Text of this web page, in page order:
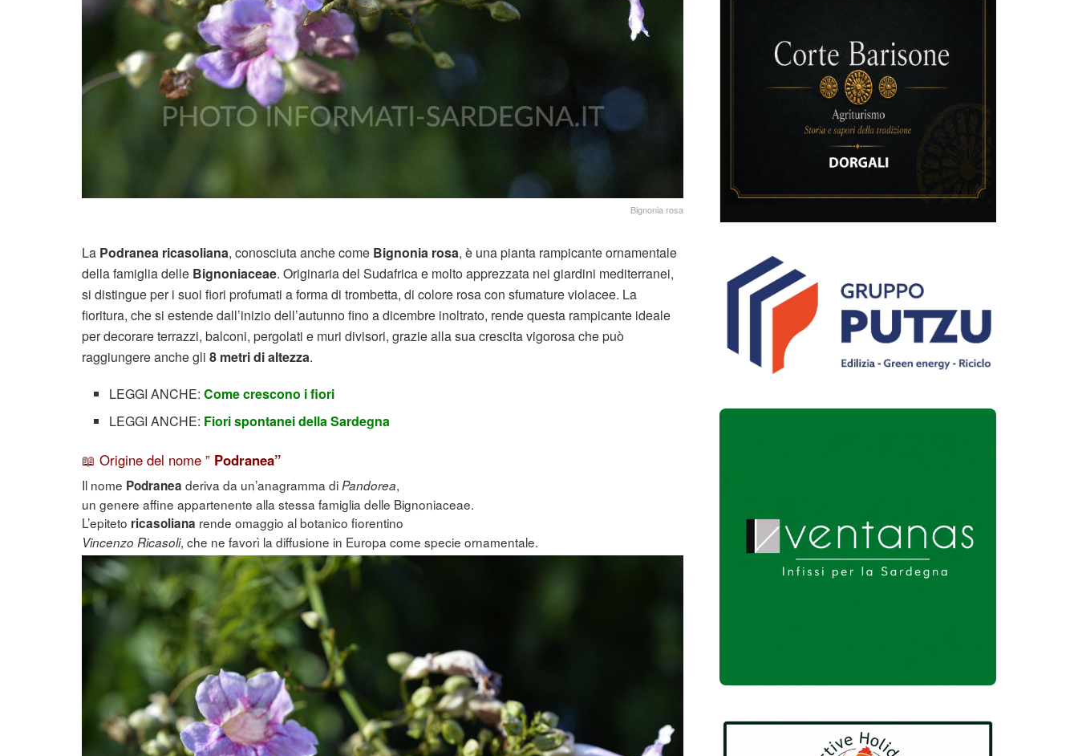
Bignonia rosa
La Podranea ricasoliana, conosciuta anche come Bignonia rosa, è una pianta rampicante ornamentale
della famiglia delle Bignoniaceae. Originaria del Sudafrica e molto apprezzata nei giardini mediterranei,
si distingue per i suoi fiori profumati a forma di trombetta, di colore rosa con sfumature violacee. La
fioritura, che si estende dall’inizio dell’autunno fino a dicembre inoltrato, rende questa rampicante ideale
per decorare terrazzi, balconi, pergolati e muri divisori, grazie alla sua crescita vigorosa che può
raggiungere anche gli 8 metri di altezza.
LEGGI ANCHE:Come crescono i fiori
LEGGI ANCHE: Fiori spontanei della Sardegna
📖 Origine del nome ” Podranea”
Il nome Podranea deriva da un’anagramma di Pandorea,
un genere affine appartenente alla stessa famiglia delle Bignoniaceae.
L’epiteto ricasoliana rende omaggio al botanico fiorentino
Vincenzo Ricasoli, che ne favorì la diffusione in Europa come specie ornamentale.